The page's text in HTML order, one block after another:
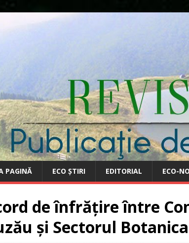
PAGINĂ ECO ȘTIRI EDITORIAL ECO-
de înfrățire între
și Sectorul Botanica